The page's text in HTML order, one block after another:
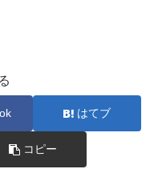
はてブ
コピー